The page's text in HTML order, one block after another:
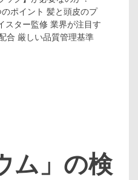
のポイント 髪と頭皮のプ
スター監修 業界が注目す
合 厳しい品質管理基準
ム」の検